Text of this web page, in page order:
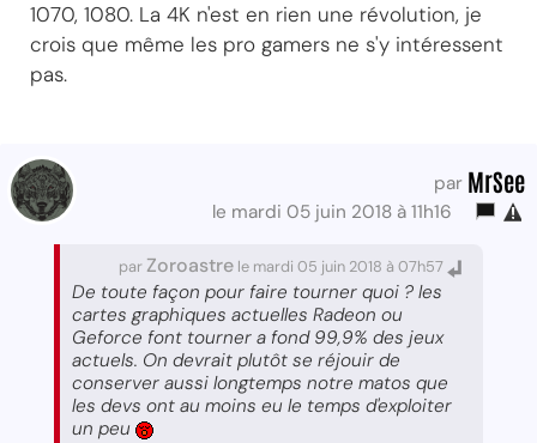
1070, 1080. La 4K n'est en rien une révolution, je
crois que même les pro gamers ne s'y intéressent
pas.
par MrSee
le mardi 05 juin 2018 à 11h16
parZoroastre le mardi 05 juin 2018 à 07h57
De toute façon pour faire tourner quoi ? les
cartes graphiques actuelles Radeon ou
Geforce font tourner a fond 99,9% des jeux
actuels. On devrait plutôt se réjouir de
conserver aussi longtemps notre matos que
les devs ont au moins eu le temps d'exploiter
un peu